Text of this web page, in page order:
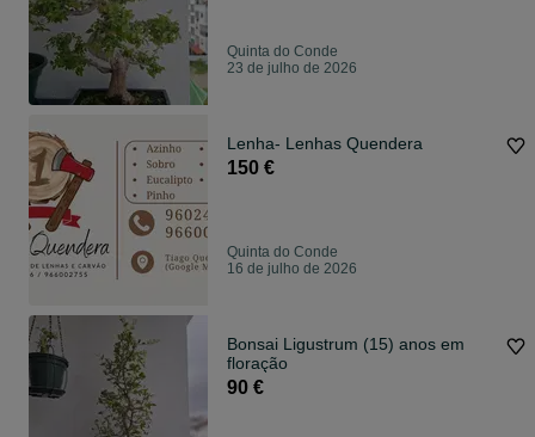
Quinta do Conde
23 de julho de 2026
Lenha- Lenhas Quendera
150 €
Quinta do Conde
16 de julho de 2026
Bonsai Ligustrum (15) anos em
floração
90 €